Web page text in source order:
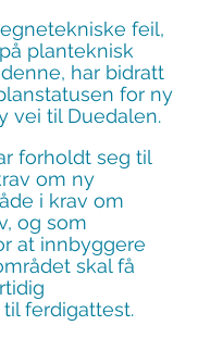
feil,
planteknisk
har bidratt
for ny
vei til Duedalen.
forholdt seg til
om ny
i krav om
og som
at innbyggere
skal få
ferdigattest.